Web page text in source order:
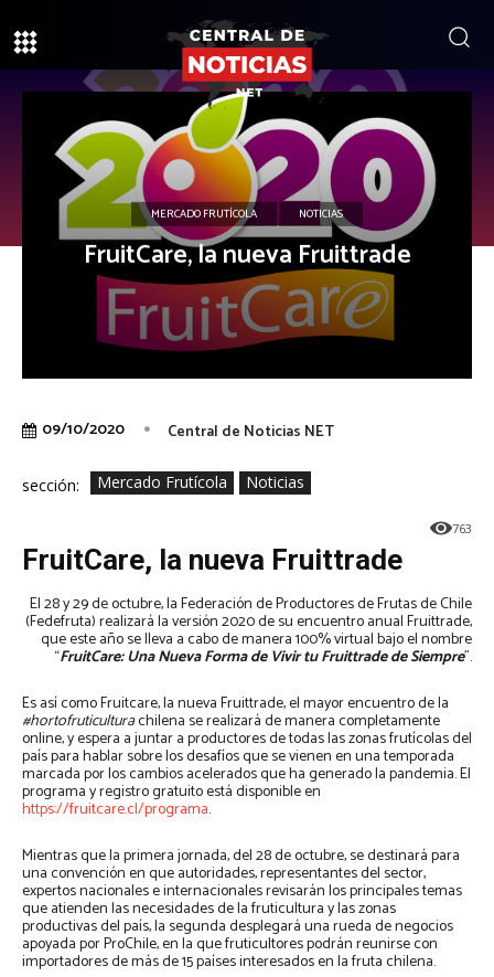
MERCADO FRUTÍCOLA NOTICIAS
FruitCare, la nueva Fruittrade
09/10/2020 Central de Noticias NET
sección: Mercado Frutícola Noticias
763
FruitCare, la nueva Fruittrade
El 28 y 29 de octubre, la Federación de Productores de Frutas de Chile
(Fedefruta) realizará la versión 2020 de su encuentro anual Fruittrade,
que este año se lleva a cabo de manera 100% virtual bajo el nombre
“FruitCare: Una Nueva Forma de Vivir tu Fruittrade de Siempre”.
Es así como Fruitcare, la nueva Fruittrade, el mayor encuentro de la
#hortofruticulturachilena se realizará de manera completamente
online, y espera a juntar a productores de todas las zonas frutícolas del
país para hablar sobre los desafíos que se vienen en una temporada
marcada por los cambios acelerados que ha generado la pandemia. El
programa y registro gratuito está disponible en
https://fruitcare.cl/programa.
Mientras que la primera jornada, del 28 de octubre, se destinará para
una convención en que autoridades, representantes del sector,
expertos nacionales e internacionales revisarán los principales temas
que atienden las necesidades de la fruticultura y las zonas
productivas del país, la segunda desplegará una rueda de negocios
apoyada por ProChile, en la que fruticultores podrán reunirse con
importadores de más de 15 países interesados en la fruta chilena.